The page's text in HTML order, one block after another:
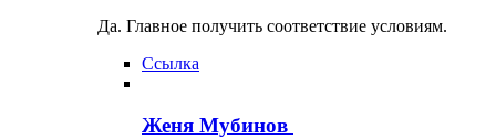
Да. Главное получить соответствие условиям.
Ссылка
Женя Мубинов